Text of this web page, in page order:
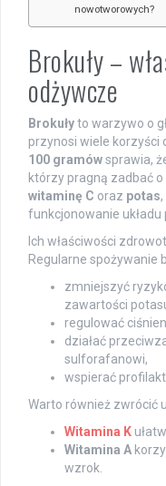
nowotworowych?
Brokuły –
odżywcze
Brokułyto warzywo o
przynosi wiele korzyści
100 gramówsprawia,
którzy pragną zadbać
witaminę C oraz potas
funkcjonowanie
Ich właściwości
Regularne spożywanie
zmniejszyć
zawartości
regulować
działać
sulforafanowi,
wspierać
Warto również zwrócić
Witamina K
Witamina A
wzrok.